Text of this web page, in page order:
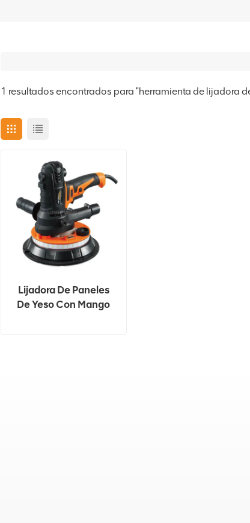
1 resultados encontrados para "herramienta de lijadora
Lijadora De Paneles
De Yeso Con Mango